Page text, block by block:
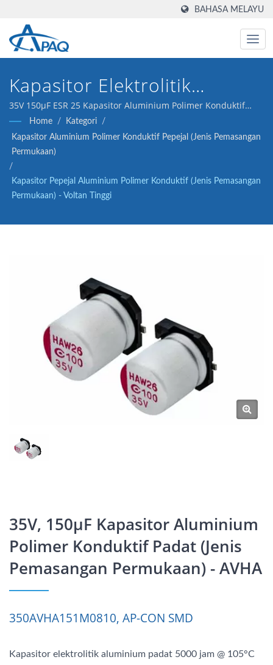
BAHASA MELAYU
Kapasitor Elektrolitik
Aluminium Padat 5000 Jam
@ 105°C Untuk Aplikasi
Voltan Sederhana Hingga
Tinggi, Memberikan
Kestabilan Rel Kuasa Yang
Boleh Dipercayai.
35V 150μF ESR 25 Kapasitor Aluminium Polimer Konduktif
Padat (Jenis Pemasangan Permukaan) direka untuk memenuhi
penukar DC-DC, pengawal voltan dan aplikasi pengasingan.
Home / Kategori
/
Kapasitor Aluminium Polimer Konduktif Pepejal (Jenis Pemasangan
Permukaan)
/
Kapasitor Pepejal Aluminium Polimer Konduktif (Jenis Pemasangan
Permukaan) - Voltan Tinggi
35V, 150μF Kapasitor Aluminium
Polimer Konduktif Padat (Jenis
Pemasangan Permukaan) - AVHA
350AVHA151M0810, AP-CON SMD
Kapasitor elektrolitik aluminium padat 5000 jam @ 105°C